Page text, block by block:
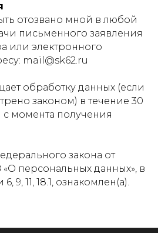
отозвано мной в любой
письменного заявления
или электронного
mail@sk62.ru
обработку данных (если
законом) в течение 30
момента получения
закона от
«О персональных данных», в
9, 11, 18.1, ознакомлен(а).